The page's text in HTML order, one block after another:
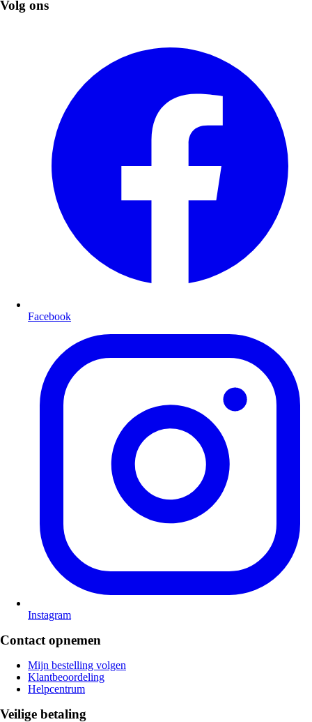
Volg ons
Facebook
Instagram
Contact opnemen
Mijn bestelling volgen
Klantbeoordeling
Helpcentrum
Veilige betaling